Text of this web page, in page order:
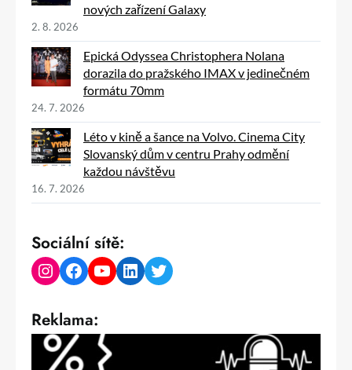
nových zařízení Galaxy
2. 8. 2026
Epická Odyssea Christophera Nolana
dorazila do pražského IMAX v jedinečném
formátu 70mm
24. 7. 2026
Léto v kině a šance na Volvo. Cinema City
Slovanský dům v centru Prahy odmění
každou návštěvu
16. 7. 2026
Sociální sítě:
Instagram Facebook YouTube LinkedIn Twitter
Reklama: